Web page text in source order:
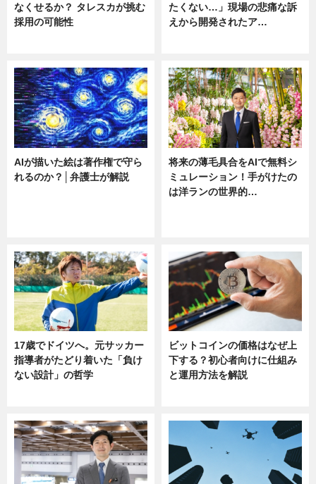
なくせるか？ タレスカが挑む
採用の可能性
たくない…」現場の悲痛な訴
えから開発されたア…
AIが描いた絵は著作権で守ら
れるのか？│弁護士が解説
将来の薄毛具合をAIで無料シ
ミュレーション！手がけたの
は洋ランの世界的…
17歳でドイツへ。元サッカー
指導者がたどり着いた「負け
ない設計」の哲学
ビットコインの価格はなぜ上
下する？初心者向けに仕組み
と運用方法を解説